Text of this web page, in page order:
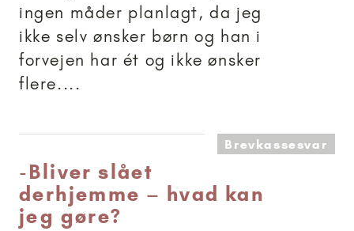
ingen måder planlagt, da jeg
ikke selv ønsker børn og han i
forvejen har ét og ikke ønsker
flere....
Brevkassesvar
-Bliver slået
derhjemme – hvad kan
jeg gøre?